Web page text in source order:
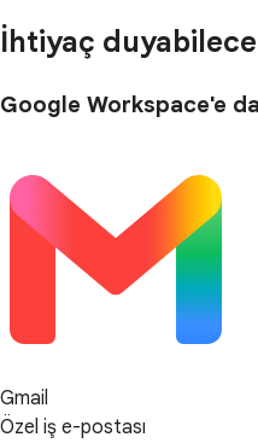
İhtiyaç
Google Workspace'e
Gmail
Özel iş e-postası